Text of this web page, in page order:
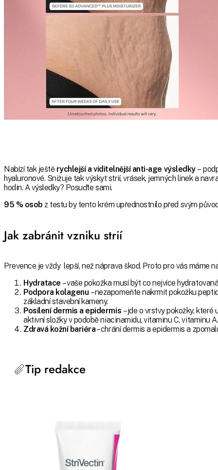
Nabízí tak ještě rychlejší a viditelnější anti-age výsledky–
hyaluronové. Snižuje tak výskyt strií, vrásek, jemných linek a
hodin. A výsledky? Posuďte sami.
95 % osob z testu by tento krém upřednostnilo před svým
Jak zabránit vzniku strií
Prevence je vždy lepší, než náprava škod. Proto pro vás máme
Hydratace – vaše pokožka musí být co nejvíce
Podpora kolagenu – nezapomeňte nakrmit pokožku
základní stavební kameny.
Posílení dermis a epidermis – jde o vrstvy pokožky,
aktivní složky v podobě niacinamidu, vitaminu C, vitaminu
Zdravá kožní bariéra– chrání dermis a epidermis a
Tip redakce